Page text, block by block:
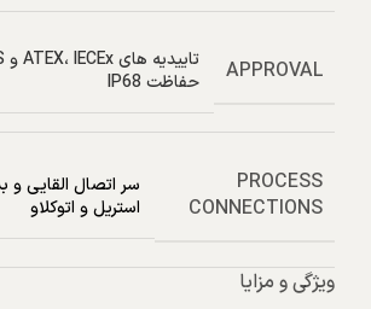
APPROVAL تاییدیه های ATEX، IECEx و CSA C/US
حفاظت IP68
PROCESS
CONNECTIONS
سر اتصال القایی
استریل و اتوکلاو
ویژگی و مزایا